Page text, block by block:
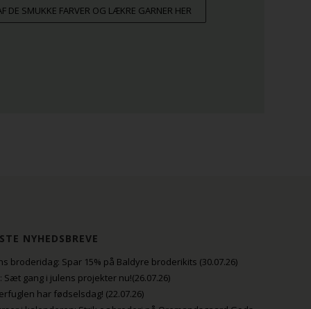
DE SMUKKE FARVER OG LÆKRE GARNER HER
NYHEDSBREVE
broderidag: Spar 15% på Baldyre broderikits (30.07.26)
Sæt gang i julens projekter nu!(26.07.26)
har fødselsdag! (22.07.26)